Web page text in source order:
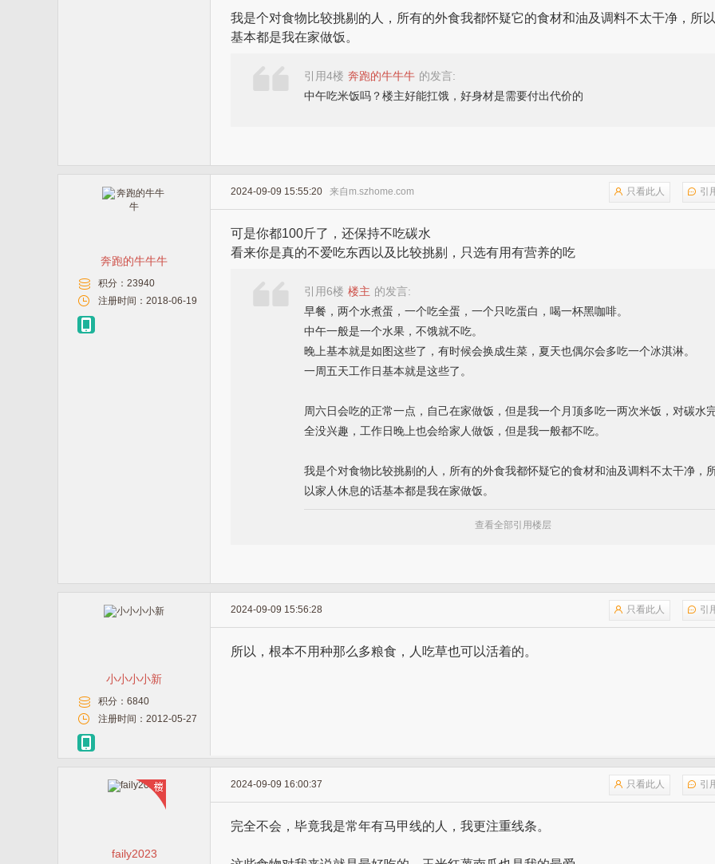
我是个对食物比较挑剔的人，所有的外食我都怀疑它的食材和油及调料不太干净，所
基本都是我在家做饭。
引用4楼 奔跑的牛牛牛 的发言:
中午吃米饭吗？楼主好能扛饿，好身材是需要付出代价的
奔跑的牛牛牛
积分： 23940
注册时间： 2018-06-19
只看此人 引
2024-09-09 15:55:20 来自 m.szhome.com
可是你都100斤了，还保持不吃碳水
看来你是真的不爱吃东西以及比较挑剔，只选有用有营养的吃
引用6楼 楼主 的发言:
早餐，两个水煮蛋，一个吃全蛋，一个只吃蛋白，喝一杯黑咖啡。
中午一般是一个水果，不饿就不吃。
晚上基本就是如图这些了，有时候会换成生菜，夏天也偶尔会多吃一个冰淇淋。
一周五天工作日基本就是这些了。
周六日会吃的正常一点，自己在家做饭，但是我一个月顶多吃一两次米饭，对碳水
全没兴趣，工作日晚上也会给家人做饭，但是我一般都不吃。
我是个对食物比较挑剔的人，所有的外食我都怀疑它的食材和油及调料不太干净，
以家人休息的话基本都是我在家做饭。
查看全部引用楼层
小小小小新
积分： 6840
注册时间： 2012-05-27
只看此人 引
2024-09-09 15:56:28
所以，根本不用种那么多粮食，人吃草也可以活着的。
faily2023
只看此人 引
2024-09-09 16:00:37
完全不会，毕竟我是常年有马甲线的人，我更注重线条。